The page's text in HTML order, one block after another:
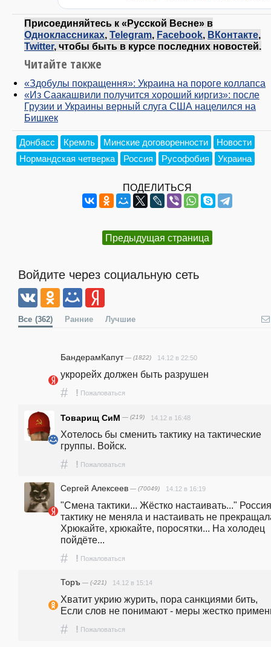
Присоединяйтесь к «Русской Весне» в
Одноклассниках Telegram Facebook ВКонтакте
Twitter, чтобы быть в курсе последних новостей.
Читайте также
«Здобулы покращення»: Украина на пороге коллапса
«Из Саакашвили получится хороший киргиз»: после
Грузии и Украины верный слуга США нацелился на
Бишкек
Донбасс Кремль Минские договоренности
Новости
Нормандская четверка
Россия Русофобия Украина
ПОДЕЛИТЬСЯ
Предыдущая страница
Войдите через социальную сеть
Все (362) Ранние Лучшие
БандерамКапут— (1822) 14.12 в 22:50
укрорейх должен быть разрушен
# ! Пожаловаться
Товарищ СиМ — (219) 14.12 в 16:48
Хотелось бы сменить тактику на тактические
группы. Войск.
# ! Пожаловаться
Сергей Алексеев — (70049) 14.12 в 16:19
"Смена тактики... Жёстко настаивать..." Россия
тактику не меняла и настаивать не
Хрюкайте, хрюкайте, поросятки... На холодец
пойдёте...
# ! Пожаловаться
Торъ — (-221) 14.12 в 15:14
Хватит укрию журить, пора санкциями бить,
Если слов не понимают - меры жестко
# ! Пожаловаться